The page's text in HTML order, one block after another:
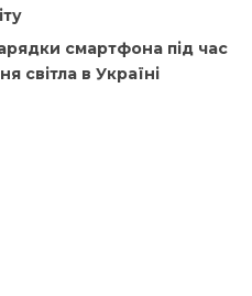
смартфона під час
світла в Україні